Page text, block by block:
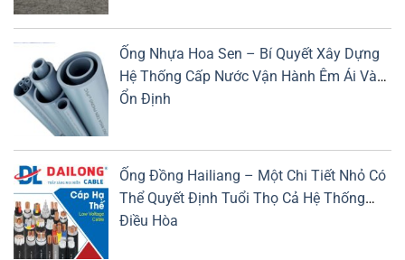
Ống Nhựa Hoa Sen – Bí Quyết Xây Dựng
Hệ Thống Cấp Nước Vận Hành Êm Ái Và
Ổn Định
Ống Đồng Hailiang – Một Chi Tiết Nhỏ Có
Thể Quyết Định Tuổi Thọ Cả Hệ Thống
Điều Hòa